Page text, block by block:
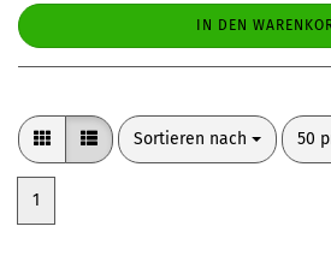
IN DEN
Sortieren nach
Sortieren nach 50
pro
1